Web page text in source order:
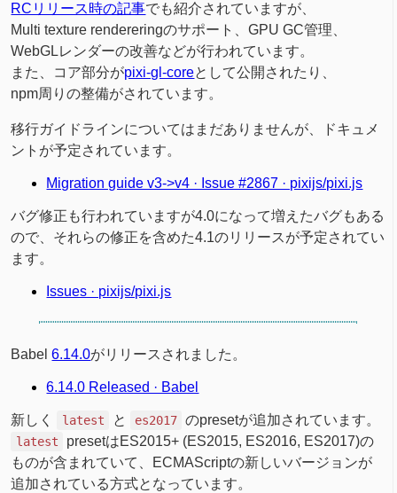
RCリリース時の記事でも紹介されていますが、
Multi texture rendereringのサポート、GPU GC管理、
WebGLレンダーの改善などが行われています。
また、コア部分がpixi-gl-coreとして公開されたり、
npm周りの整備がされています。
移行ガイドラインについてはまだありませんが、ドキュメ
ントが予定されています。
Migration guide v3->v4 · Issue #2867 · pixijs/pixi.js
バグ修正も行われていますが4.0になって増えたバグもある
ので、それらの修正を含めた4.1のリリースが予定されてい
ます。
Issues · pixijs/pixi.js
Babel6.14.0がリリースされました。
6.14.0 Released · Babel
新しく latest と es2017 のpresetが追加されています。
latest
presetはES2015+ (ES2015, ES2016, ES2017)の
ものが含まれていて、ECMAScriptの新しいバージョンが
追加されている方式となっています。